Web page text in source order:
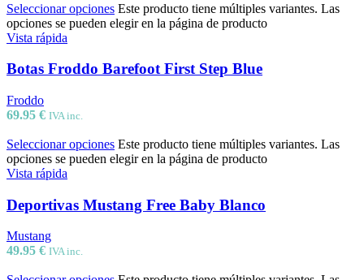
Seleccionar opciones Este producto tiene múltiples variantes. Las
opciones se pueden elegir en la página de producto
Vista rápida
Botas Froddo Barefoot First Step Blue
Froddo
69.95 € IVA inc.
Seleccionar opciones Este producto tiene múltiples variantes. Las
opciones se pueden elegir en la página de producto
Vista rápida
Deportivas Mustang Free Baby Blanco
Mustang
49.95 € IVA inc.